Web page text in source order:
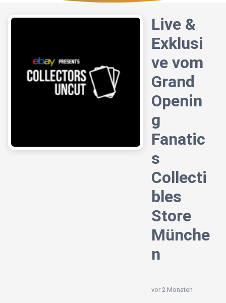
Live &
Exklusi
ve vom
Grand
Openin
g
Fanatic
s
Collecti
bles
Store
Münche
n
vor 2 Monaten